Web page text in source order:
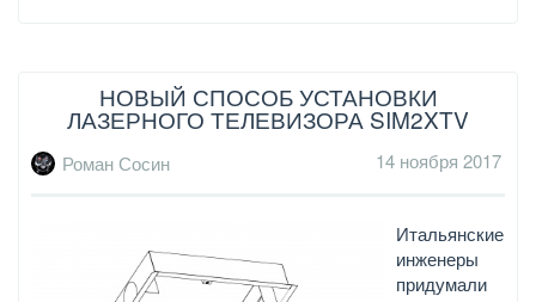
НОВЫЙ СПОСОБ УСТАНОВКИ
ЛАЗЕРНОГО ТЕЛЕВИЗОРА SIM2XTV
Роман Сосин 14 ноября 2017
Итальянские
инженеры
придумали